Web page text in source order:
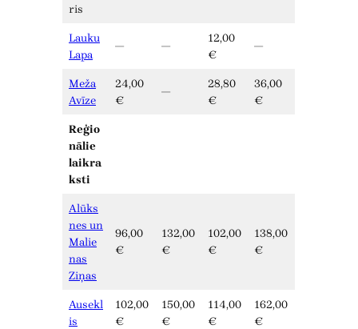
ris
Lauku
Lapa
— —
12,00
€
—
Meža
Avīze
24,00
€
—
28,80
€
36,00
€
Reģio
nālie
laikra
ksti
Alūks
nes un
Malie
nas
Ziņas
96,00
€
132,00
€
102,00
€
138,00
€
Ausekl
is
102,00
€
150,00
€
114,00
€
162,00
€